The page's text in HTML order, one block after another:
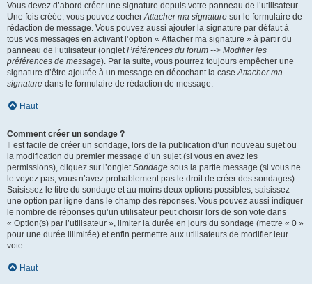
Vous devez d’abord créer une signature depuis votre panneau de l’utilisateur.
Une fois créée, vous pouvez cocherAttacher ma signature sur le formulaire de
rédaction de message. Vous pouvez aussi ajouter la signature par défaut à
tous vos messages en activant l’option « Attacher ma signature » à partir du
panneau de l’utilisateur (ongletPréférences du forum --> Modifier les
préférences de message). Par la suite, vous pourrez toujours empêcher une
signature d’être ajoutée à un message en décochant la caseAttacher ma
signature dans le formulaire de rédaction de message.
Haut
Comment créer un sondage ?
Il est facile de créer un sondage, lors de la publication d’un nouveau sujet ou
la modification du premier message d’un sujet (si vous en avez les
permissions), cliquez sur l’ongletSondage sous la partie message (si vous ne
le voyez pas, vous n’avez probablement pas le droit de créer des sondages).
Saisissez le titre du sondage et au moins deux options possibles, saisissez
une option par ligne dans le champ des réponses. Vous pouvez aussi indiquer
le nombre de réponses qu’un utilisateur peut choisir lors de son vote dans
« Option(s) par l’utilisateur », limiter la durée en jours du sondage (mettre « 0 »
pour une durée illimitée) et enfin permettre aux utilisateurs de modifier leur
vote.
Haut